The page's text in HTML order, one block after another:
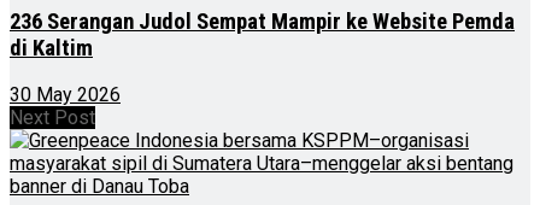
236 Serangan Judol Sempat Mampir ke Website Pemda
di Kaltim
30 May 2026
Next Post